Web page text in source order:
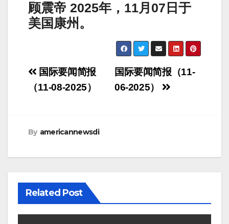
顾震帝 2025年，11月07日于
美国康州。
Post
navigation
国际要闻简报（11-
06-2025）
国际要闻简报
（11-08-2025）
By americannewsdi
Related Post